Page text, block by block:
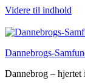
Videre til indhold
Dannebrogs-
Dannebrog – hjertet